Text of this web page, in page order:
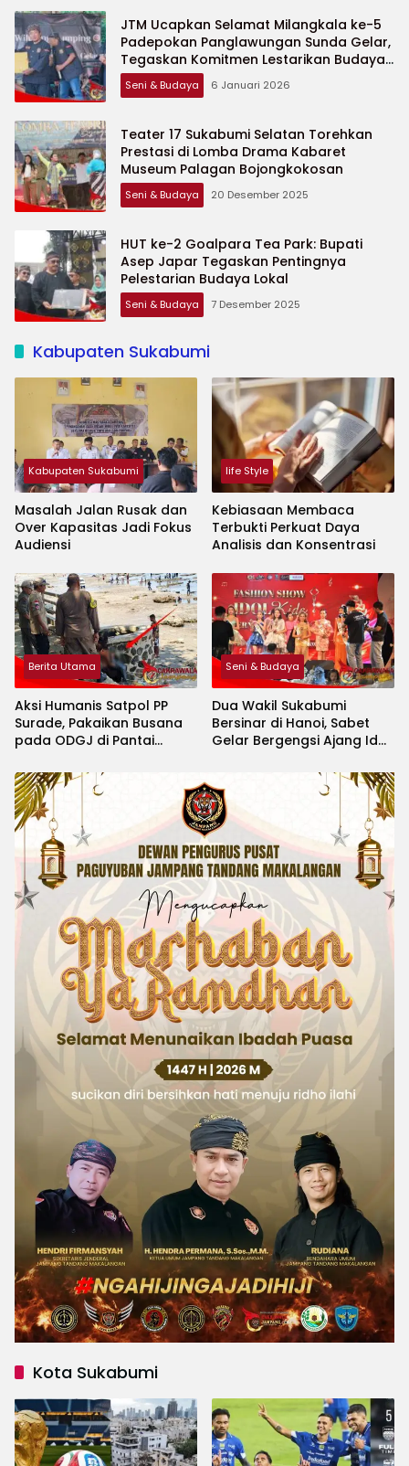
JTM Ucapkan Selamat Milangkala ke-5
Padepokan Panglawungan Sunda Gelar,
Tegaskan Komitmen Lestarikan Budaya
Sunda
Seni & Budaya 6 Januari 2026
Teater 17 Sukabumi Selatan Torehkan
Prestasi di Lomba Drama Kabaret
Museum Palagan Bojongkokosan
Seni & Budaya 20 Desember 2025
HUT ke-2 Goalpara Tea Park: Bupati
Asep Japar Tegaskan Pentingnya
Pelestarian Budaya Lokal
Seni & Budaya 7 Desember 2025
Kabupaten Sukabumi
Kabupaten Sukabumi
Masalah Jalan Rusak dan
Over Kapasitas Jadi Fokus
Audiensi
life Style
Kebiasaan Membaca
Terbukti Perkuat Daya
Analisis dan Konsentrasi
Berita Utama
Aksi Humanis Satpol PP
Surade, Pakaikan Busana
pada ODGJ di Pantai
Seni & Budaya
Dua Wakil Sukabumi
Bersinar di Hanoi, Sabet
Gelar Bergengsi Ajang Idol
Kota Sukabumi